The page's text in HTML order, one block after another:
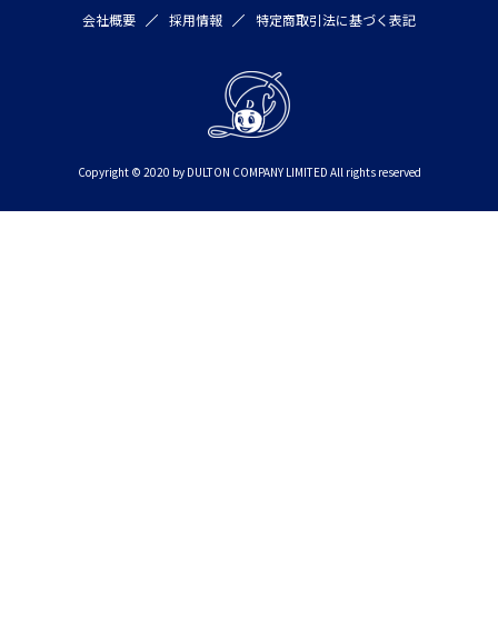
会社概要
採用情報 特定商取引法に基づく表記
Copyright © 2020 by DULTON COMPANY LIMITED All rights reserved